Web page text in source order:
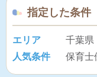
指定した条件
エリア
千葉県
人気条件
保育士